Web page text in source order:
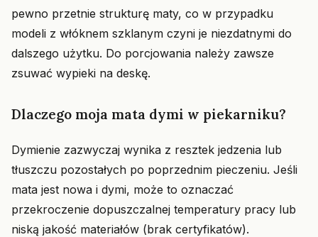
pewno przetnie strukturę maty, co w przypadku
modeli z włóknem szklanym czyni je niezdatnymi do
dalszego użytku. Do porcjowania należy zawsze
zsuwać wypieki na deskę.
Dlaczego moja mata dymi w piekarniku?
Dymienie zazwyczaj wynika z resztek jedzenia lub
tłuszczu pozostałych po poprzednim pieczeniu. Jeśli
mata jest nowa i dymi, może to oznaczać
przekroczenie dopuszczalnej temperatury pracy lub
niską jakość materiałów (brak certyfikatów).